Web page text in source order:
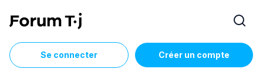
Se connecter Créer un compte